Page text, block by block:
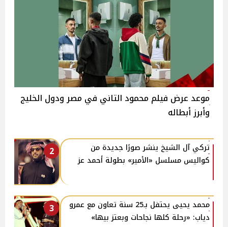
موعد عرض فيلم محمود التاني في مصر ودول الخليج
وأبرز أبطاله
2
تركي آل الشيخ ينشر صورًا جديدة من
كواليس مسلسل «الأمير» بطولة أحمد عز
3
محمد يحيى يحتفل بـ25 سنة تعاون مع عمرو
دياب: «رحلة كلها نجاحات وبعتز بيها»